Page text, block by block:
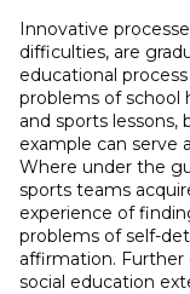
Innovative
difficulties, are
educational
problems of school
and sports lessons,
example can serve
Where under the
sports teams
experience of
problems of self-
affirmation.
social education